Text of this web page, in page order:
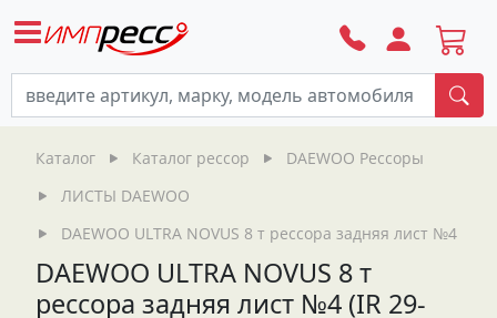
Каталог Каталог рессор
DAEWOO Рессоры
ЛИСТЫ DAEWOO
DAEWOO ULTRA NOVUS 8 т рессора задняя лист №4 (IR
DAEWOO ULTRA NOVUS 8 т
рессора задняя лист №4 (IR 29-